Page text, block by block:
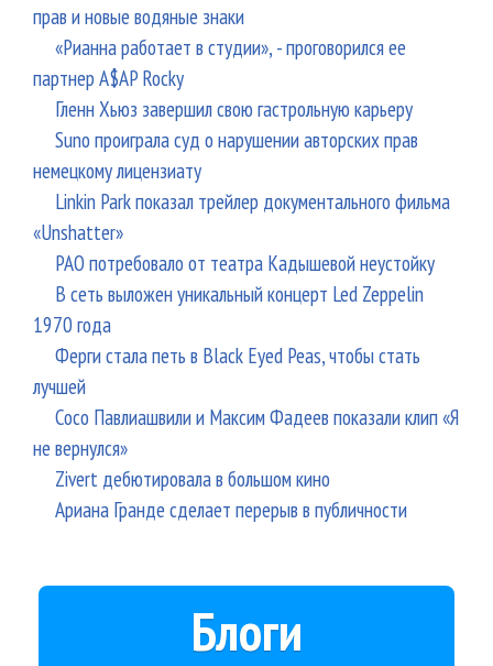
прав и новые водяные знаки
«Рианна работает в студии», - проговорился ее
партнер A$AP Rocky
Гленн Хьюз завершил свою гастрольную карьеру
Suno проиграла суд о нарушении авторских прав
немецкому лицензиату
Linkin Park показал трейлер документального фильма
«Unshatter»
РАО потребовало от театра Кадышевой неустойку
В сеть выложен уникальный концерт Led Zeppelin
1970 года
Ферги стала петь в Black Eyed Peas, чтобы стать
лучшей
Сосо Павлиашвили и Максим Фадеев показали клип «Я
не вернулся»
Zivert дебютировала в большом кино
Ариана Гранде сделает перерыв в публичности
Блоги